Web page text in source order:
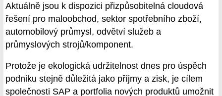
Aktuálně jsou k dispozici přizpůsobitelná cloudová
řešení pro maloobchod, sektor spotřebního zboží,
automobilový průmysl, odvětví služeb a
průmyslových strojů/komponent.
Protože je ekologická udržitelnost dnes pro úspěch
podniku stejně důležitá jako příjmy a zisk, je cílem
společnosti SAP a portfolia nových produktů umožnit